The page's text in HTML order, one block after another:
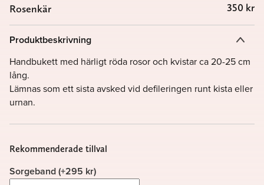
Rosenkär 350 kr
Produktbeskrivning
Handbukett med härligt röda rosor och kvistar ca 20-25 cm
lång.
Lämnas som ett sista avsked vid defileringen runt kista eller
urnan.
Rekommenderade tillval
Sorgeband(+295 kr)